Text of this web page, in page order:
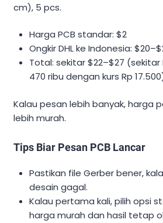
cm), 5 pcs.
Harga PCB standar: $2
Ongkir DHL ke Indonesia:
Total: sekitar $22–$27 (sekitar
470 ribu dengan kurs Rp
Kalau pesan lebih banyak, harga
lebih murah.
Tips Biar Pesan PCB Lancar
Pastikan file Gerber bener,
desain gagal.
Kalau pertama kali, pilih opsi
harga murah dan hasil tetap